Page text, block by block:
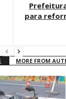
para
MORE FROM